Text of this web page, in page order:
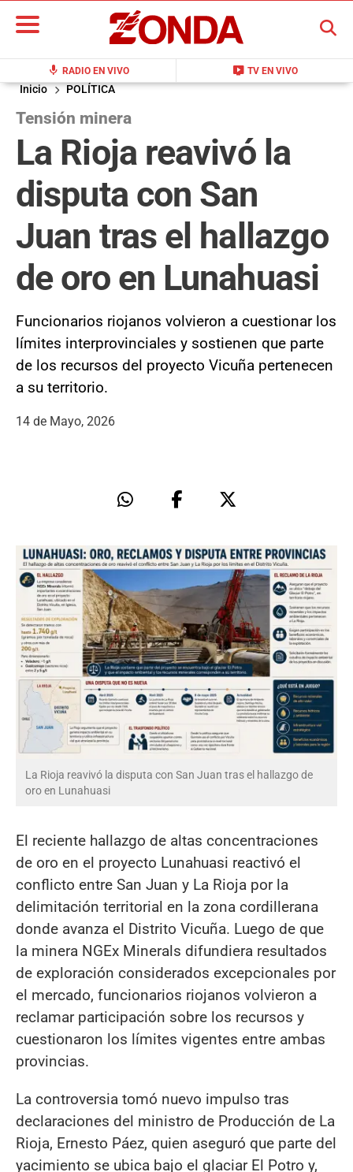
mic RADIO EN VIVO live_tv TV EN VIVO
BUSCAR
Inicio POLÍTICA
Tensión minera
La Rioja reavivó la
disputa con San
Juan tras el hallazgo
de oro en Lunahuasi
Funcionarios riojanos volvieron a cuestionar los
límites interprovinciales y sostienen que parte
de los recursos del proyecto Vicuña pertenecen
a su territorio.
14 de Mayo, 2026
La Rioja reavivó la disputa con San Juan tras el hallazgo de
oro en Lunahuasi
El reciente hallazgo de altas concentraciones
de oro en el proyecto Lunahuasi reactivó el
conflicto entre San Juan y La Rioja por la
delimitación territorial en la zona cordillerana
donde avanza el Distrito Vicuña. Luego de que
la minera NGEx Minerals difundiera resultados
de exploración considerados excepcionales por
el mercado, funcionarios riojanos volvieron a
reclamar participación sobre los recursos y
cuestionaron los límites vigentes entre ambas
provincias.
La controversia tomó nuevo impulso tras
declaraciones del ministro de Producción de La
Rioja, Ernesto Páez, quien aseguró que parte del
yacimiento se ubica bajo el glaciar El Potro y,